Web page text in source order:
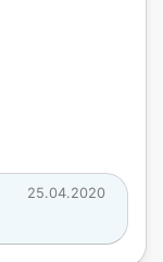
25.04.2020